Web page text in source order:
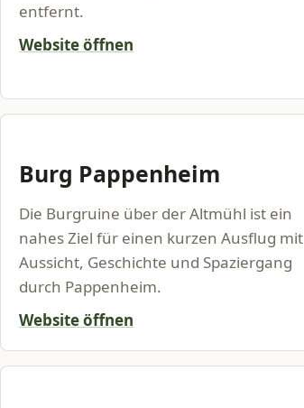
entfernt.
Website öffnen
Burg Pappenheim
Die Burgruine über der Altmühl ist ein
nahes Ziel für einen kurzen Ausflug mit
Aussicht, Geschichte und Spaziergang
durch Pappenheim.
Website öffnen